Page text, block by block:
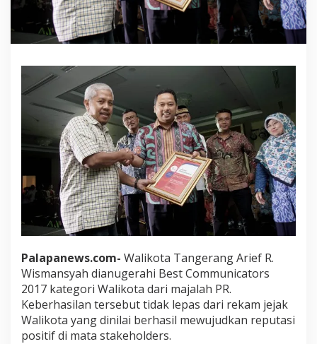
Palapanews.com- Walikota Tangerang Arief R.
Wismansyah dianugerahi Best Communicators
2017 kategori Walikota dari majalah PR.
Keberhasilan tersebut tidak lepas dari rekam jejak
Walikota yang dinilai berhasil mewujudkan reputasi
positif di mata stakeholders.